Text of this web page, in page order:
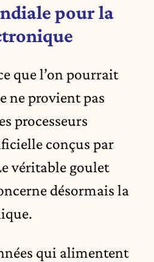
pour la
que l’on pourrait
ne provient pas
processeurs
conçus par
véritable goulet
désormais la
qui alimentent